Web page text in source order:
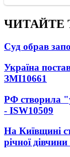
ЧИТАЙТЕ
Суд обрав
Україна
ЗМІ10661
РФ створила
- ISW10509
На Київщині
річної дівчини